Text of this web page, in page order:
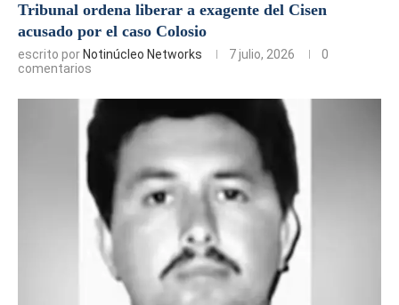
Tribunal ordena liberar a exagente del Cisen
acusado por el caso Colosio
escrito por Notinúcleo Networks 7 julio, 2026
0
comentarios